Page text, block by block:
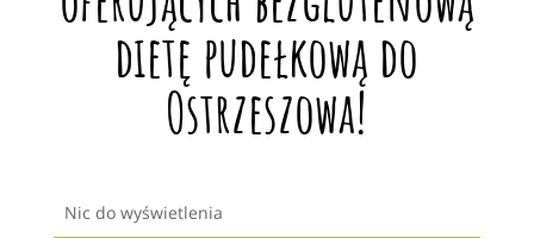
dietę pudełkową do
Ostrzeszowa!
Nic do wyświetlenia